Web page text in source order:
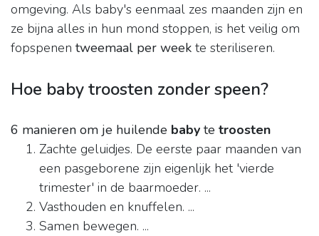
omgeving. Als baby's eenmaal zes maanden zijn en
ze bijna alles in hun mond stoppen, is het veilig om
fopspenen tweemaal per week te steriliseren.
Hoe baby troosten zonder speen?
6 manieren om je huilende baby te troosten
Zachte geluidjes. De eerste paar maanden van
een pasgeborene zijn eigenlijk het 'vierde
trimester' in de baarmoeder. ...
Vasthouden en knuffelen. ...
Samen bewegen. ...